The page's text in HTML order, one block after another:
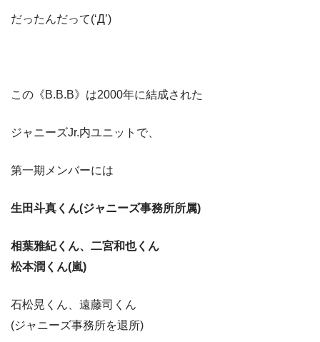
だったんだって(‘Д’)
この《B.B.B》は2000年に結成された
ジャニーズJr.内ユニットで、
第一期メンバーには
生田斗真くん(ジャニーズ事務所所属)
相葉雅紀くん、二宮和也くん
松本潤くん(嵐)
石松晃くん、遠藤司くん
(ジャニーズ事務所を退所)